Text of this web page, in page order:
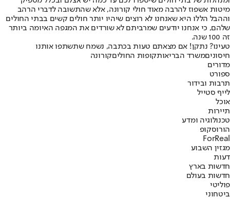
מיטות אשפוז להרבה מאוד חולי קורונה, אלא שהתשובה לדברי הרהב
וההבל הללו היא שאנחנו לא רוצים שיהיו יותר חולים קשים בבתי החולים
שלהם, כי אנחנו יודעים שמרביתם לא שורדים את המגפה האיומה ביותר
זה 100 שנה.
טעינו? נתקן! אם מצאתם טעות בכתבה, נשמח שתשתפו אותנו
חיסוניםמשרד הבריאותקופות החוליםקורונה
מדורים
ספורט
תרבות ובידור
לייף סטייל
אוכל
תיירות
טכנולוגיה ומדע
הורוסקופ
ForReal
מגזין השבוע
דעות
חדשות בארץ
חדשות בעולם
פוליטי
ביטחוני